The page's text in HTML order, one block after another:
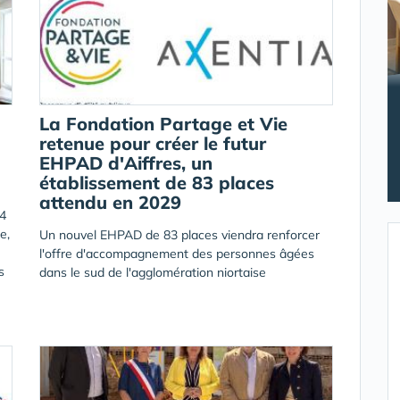
La Fondation Partage et Vie
retenue pour créer le futur
EHPAD d'Aiffres, un
établissement de 83 places
attendu en 2029
Un nouvel EHPAD de 83 places viendra renforcer
l'offre d'accompagnement des personnes âgées
dans le sud de l'agglomération niortaise